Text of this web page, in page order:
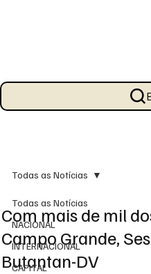
Todas as Notícias
NACIONAL
INTERNACIONAL
CAPITAL
Todas as Notícias
Com mais de mil
Campo Grande,
Butantan-DV